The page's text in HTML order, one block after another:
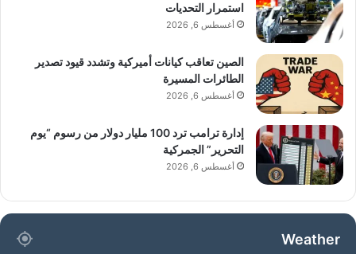
استمرار التحديات
أغسطس 6, 2026
الصين تعاقب كيانات أميركية وتشدد قيود تصدير
الطائرات المسيرة
أغسطس 6, 2026
إدارة ترامب ترد 100 مليار دولار من رسوم “يوم
التحرير” الجمركية
أغسطس 6, 2026
Weather